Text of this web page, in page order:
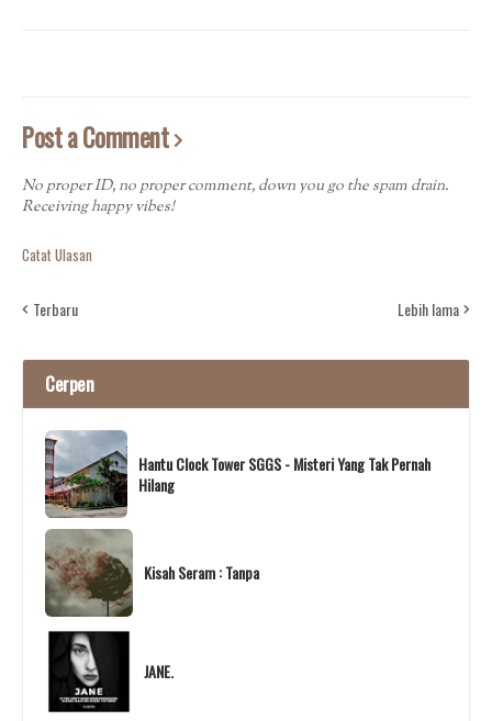
Post a Comment
No proper ID, no proper comment, down you go the spam drain.
Receiving happy vibes!
Catat Ulasan
Terbaru Lebih lama
Cerpen
Hantu Clock Tower SGGS - Misteri Yang Tak Pernah
Hilang
Kisah Seram : Tanpa
JANE.